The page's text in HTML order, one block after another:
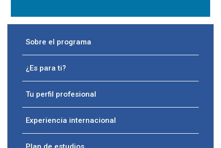
Sobre el programa
¿Es para ti?
Tu perfil profesional
Experiencia internacional